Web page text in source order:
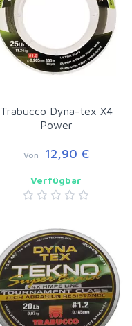
Trabucco Dyna-tex X4
Power
Von 12,90 €
Verfügbar